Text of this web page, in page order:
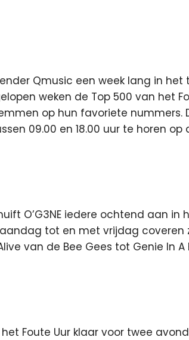
Qmusic een week lang in het
weken de Top 500 van het
op hun favoriete nummers.
09.00 en 18.00 uur te horen op
O’G3NE iedere ochtend aan in
tot en met vrijdag coveren
van de Bee Gees tot Genie In
Foute Uur klaar voor twee